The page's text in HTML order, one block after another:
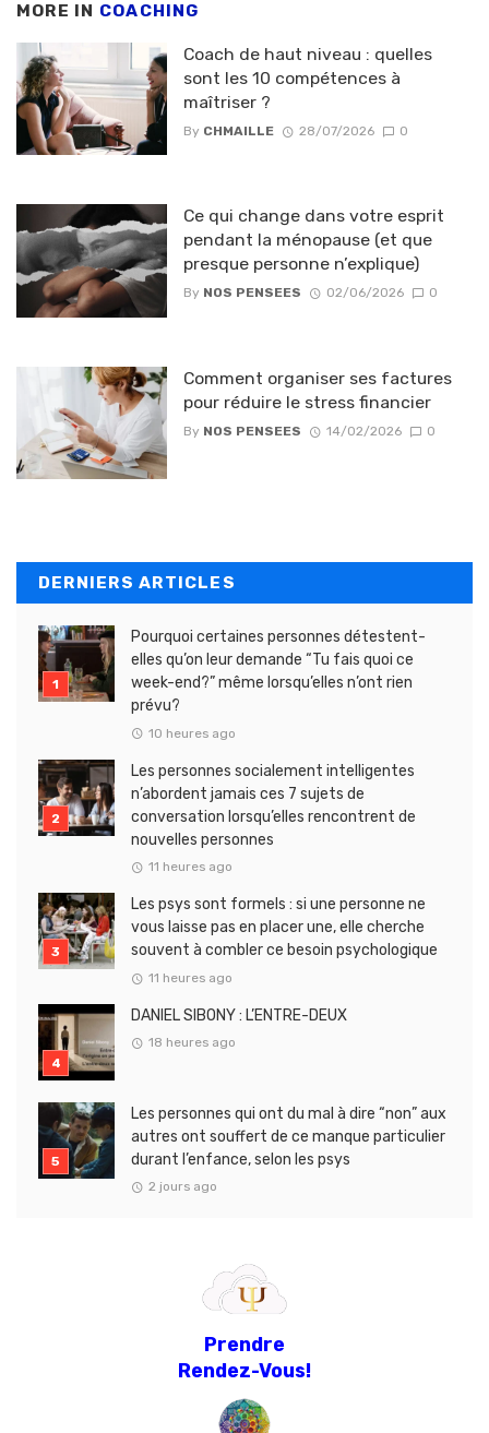
MORE IN COACHING
Coach de haut niveau : quelles
sont les 10 compétences à
maîtriser ?
By CHMAILLE 28/07/2026 0
Ce qui change dans votre esprit
pendant la ménopause (et que
presque personne n’explique)
By NOS PENSEES 02/06/2026 0
Comment organiser ses factures
pour réduire le stress financier
By NOS PENSEES 14/02/2026 0
DERNIERS ARTICLES
Pourquoi certaines personnes détestent-
elles qu’on leur demande “Tu fais quoi ce
week-end?” même lorsqu’elles n’ont rien
prévu?
10 heures ago
Les personnes socialement intelligentes
n’abordent jamais ces 7 sujets de
conversation lorsqu’elles rencontrent de
nouvelles personnes
11 heures ago
Les psys sont formels : si une personne ne
vous laisse pas en placer une, elle cherche
souvent à combler ce besoin psychologique
11 heures ago
DANIEL SIBONY : L’ENTRE-DEUX
18 heures ago
Les personnes qui ont du mal à dire “non” aux
autres ont souffert de ce manque particulier
durant l’enfance, selon les psys
2 jours ago
Prendre
Rendez-Vous!